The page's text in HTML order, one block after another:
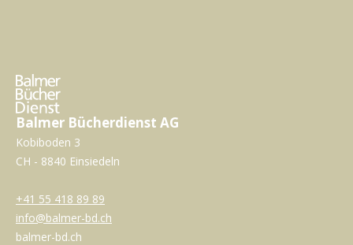
Balmer Bücherdienst AG
Kobiboden 3
CH - 8840 Einsiedeln
+41 55 418 89 89
info@balmer-bd.ch
balmer-bd.ch